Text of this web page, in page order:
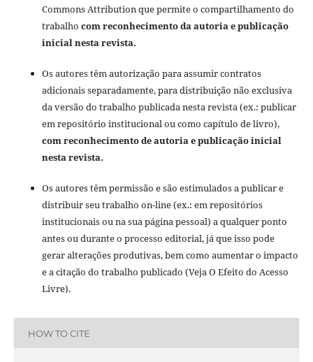
Commons Attribution que permite o compartilhamento do
trabalho com reconhecimento da autoria e publicação
inicial nesta revista.
Os autores têm autorização para assumir contratos
adicionais separadamente, para distribuição não exclusiva
da versão do trabalho publicada nesta revista (ex.: publicar
em repositório institucional ou como capítulo de livro),
com reconhecimento de autoria e publicação inicial
nesta revista.
Os autores têm permissão e são estimulados a publicar e
distribuir seu trabalho on-line (ex.: em repositórios
institucionais ou na sua página pessoal) a qualquer ponto
antes ou durante o processo editorial, já que isso pode
gerar alterações produtivas, bem como aumentar o impacto
e a citação do trabalho publicado (Veja O Efeito do Acesso
Livre).
HOW TO CITE